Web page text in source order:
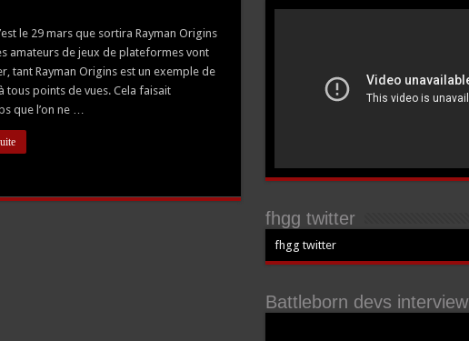
le 29 mars que sortira Rayman Origins
amateurs de jeux de plateformes vont
tant Rayman Origins est un exemple de
tous points de vues. Cela faisait
que l’on ne …
fhgg twitter
fhgg twitter
Battleborn devs interview